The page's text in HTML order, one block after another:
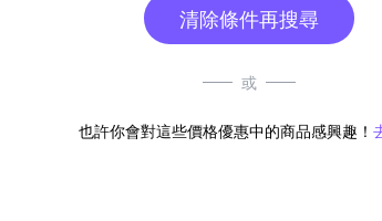
清除條件再搜尋
或
也許你會對這些價格優惠中的商品感興趣！